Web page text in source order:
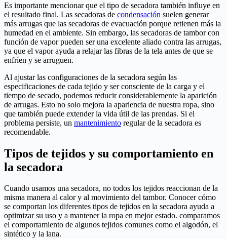
Es importante mencionar que el tipo de secadora también influye en
el resultado final. Las secadoras de condensación suelen generar
más arrugas que las secadoras de evacuación porque retienen más la
humedad en el ambiente. Sin embargo, las secadoras de tambor con
función de vapor pueden ser una excelente aliado contra las arrugas,
ya que el vapor ayuda a relajar las fibras de la tela antes de que se
enfríen y se arruguen.
Al ajustar las configuraciones de la secadora según las
especificaciones de cada tejido y ser consciente de la carga y el
tiempo de secado, podemos reducir considerablemente la aparición
de arrugas. Esto no solo mejora la apariencia de nuestra ropa, sino
que también puede extender la vida útil de las prendas. Si el
problema persiste, un mantenimiento regular de la secadora es
recomendable.
Tipos de tejidos y su comportamiento en
la secadora
Cuando usamos una secadora, no todos los tejidos reaccionan de la
misma manera al calor y al movimiento del tambor. Conocer cómo
se comportan los diferentes tipos de tejidos en la secadora ayuda a
optimizar su uso y a mantener la ropa en mejor estado. comparamos
el comportamiento de algunos tejidos comunes como el algodón, el
sintético y la lana.